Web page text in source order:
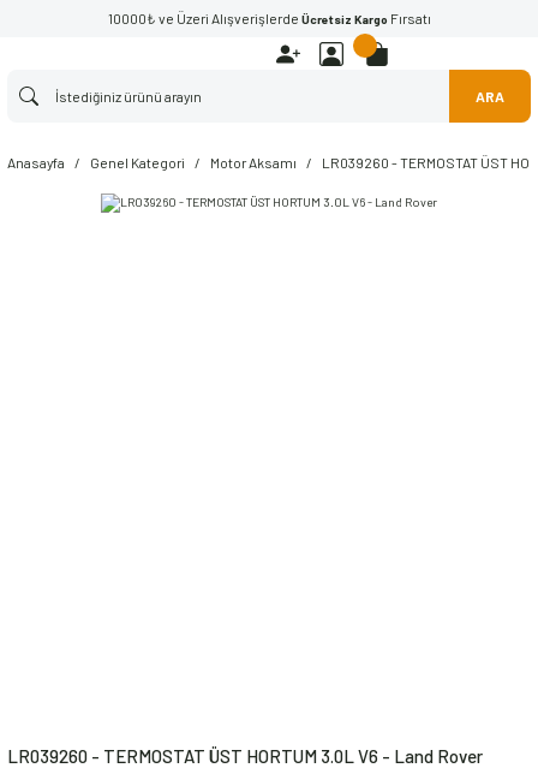
10000₺ ve Üzeri Alışverişlerde Ücretsiz Kargo Fırsatı
ARA
Anasayfa Genel Kategori Motor Aksamı LR039260 - TERMOSTAT ÜST
LR039260 - TERMOSTAT ÜST HORTUM 3.0L V6 - Land Rover